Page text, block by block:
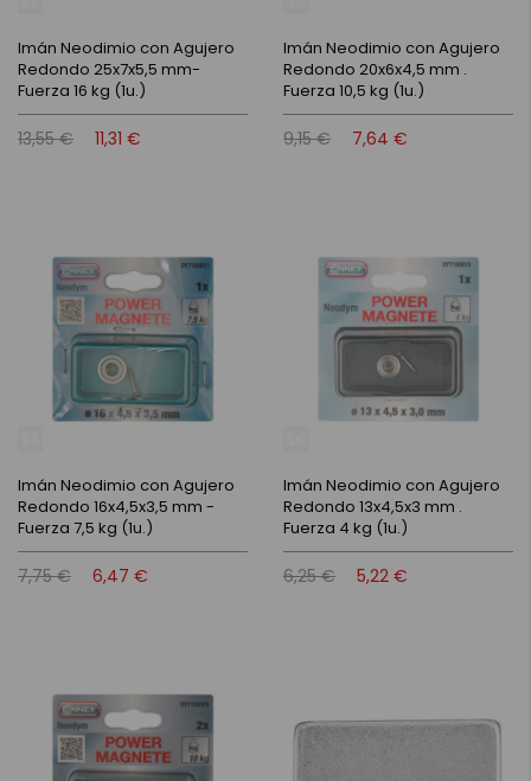
Imán Neodimio con Agujero
Redondo 25x7x5,5 mm-
Fuerza 16 kg (1u.)
13,55 € 11,31 €
Imán Neodimio con Agujero
Redondo 20x6x4,5 mm .
Fuerza 10,5 kg (1u.)
9,15 € 7,64 €
Imán Neodimio con Agujero
Redondo 16x4,5x3,5 mm -
Fuerza 7,5 kg (1u.)
7,75 € 6,47 €
Imán Neodimio con Agujero
Redondo 13x4,5x3 mm .
Fuerza 4 kg (1u.)
6,25 € 5,22 €